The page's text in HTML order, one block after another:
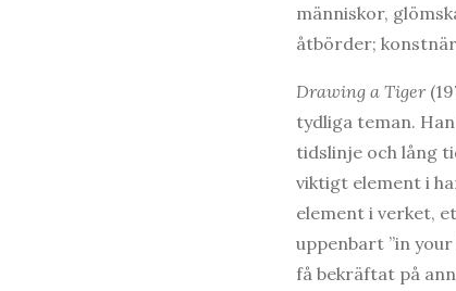
människor,
åtbörder;
Drawing a Tiger
tydliga teman.
tidslinje och lång
viktigt element i
element i verket,
uppenbart ”in
få bekräftat på